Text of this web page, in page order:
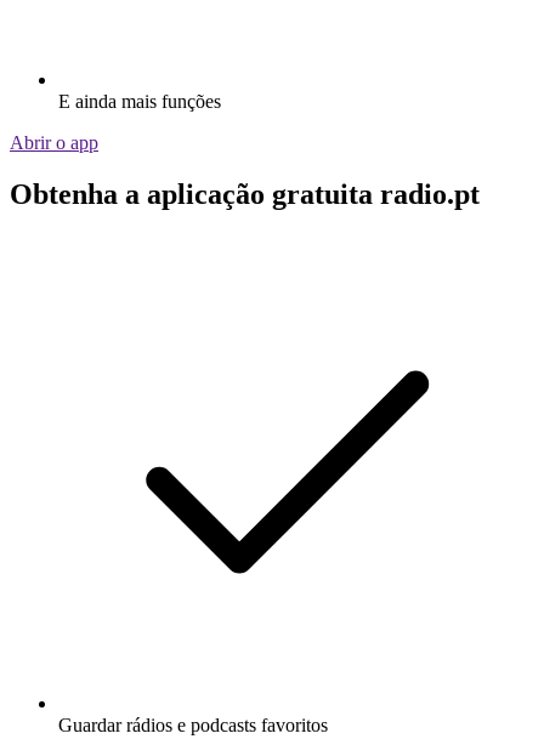
E ainda mais funções
Abrir o app
Obtenha a aplicação gratuita radio.pt
Guardar rádios e podcasts favoritos